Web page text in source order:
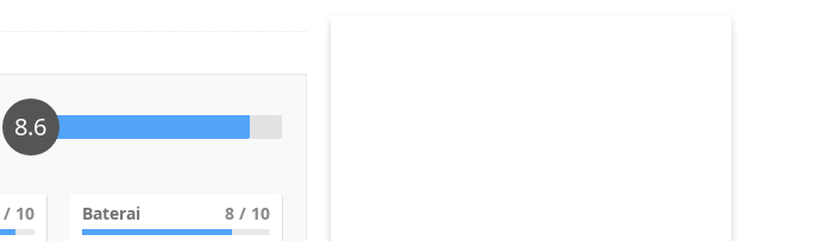
8.6
/ 10 Baterai 8 / 10